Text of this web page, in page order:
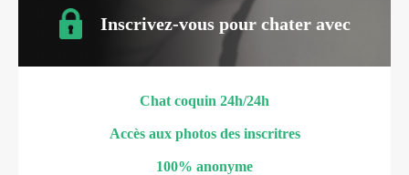
Inscrivez-vous pour chater avec
Chat coquin 24h/24h
Accès aux photos des inscritres
100% anonyme